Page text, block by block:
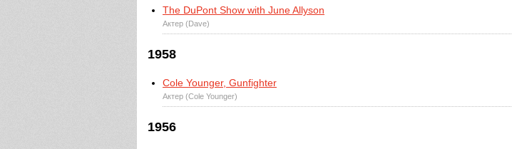
The DuPont Show with June Allyson
Актер (Dave)
1958
Cole Younger, Gunfighter
Актер (Cole Younger)
1956